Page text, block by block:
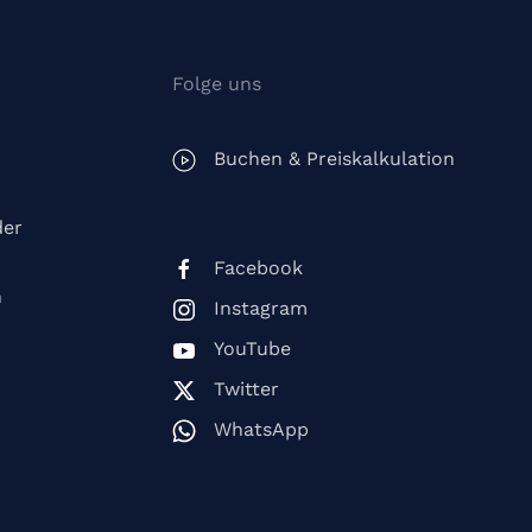
Folge uns
Buchen & Preiskalkulation
Facebook
Instagram
YouTube
Twitter
WhatsApp